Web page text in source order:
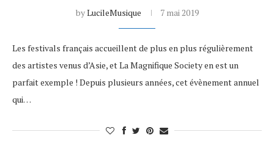
byLucileMusique 7 mai 2019
Les festivals français accueillent de plus en plus régulièrement
des artistes venus d’Asie, et La Magnifique Society en est un
parfait exemple ! Depuis plusieurs années, cet évènement annuel
qui…